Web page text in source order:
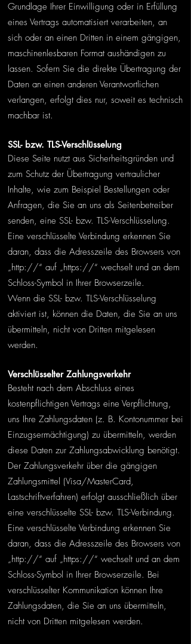
Grundlage Ihrer Einwilligung oder in Erfüllung
eines Vertrags automatisiert verarbeiten, an
sich oder an einen Dritten in einem gängigen,
maschinenlesbaren Format aushändigen zu
lassen. Sofern Sie die direkte Übertragung der
Daten an einen anderen Verantwortlichen
verlangen, erfolgt dies nur, soweit es technisch
machbar ist.
SSL- bzw. TLS-Verschlüsselung
Diese Seite nutzt aus Sicherheitsgründen und
zum Schutz der Übertragung vertraulicher
Inhalte, wie zum Beispiel Bestellungen oder
Anfragen, die Sie an uns als Seitenbetreiber
senden, eine SSL- bzw. TLS-Verschlüsselung.
Eine verschlüsselte Verbindung erkennen Sie
daran, dass die Adresszeile des Browsers von
„http://“ auf „https://“ wechselt und an dem
Schloss-Symbol in Ihrer Browserzeile.
Wenn die SSL- bzw. TLS-Verschlüsselung
aktiviert ist, können die Daten, die Sie an uns
übermitteln, nicht von Dritten mitgelesen
werden.
Verschlüsselter Zahlungsverkehr
Besteht nach dem Abschluss eines
kostenpflichtigen Vertrags eine Verpflichtung,
uns Ihre Zahlungsdaten (z. B. Kontonummer bei
Einzugsermächtigung) zu übermitteln, werden
diese Daten zur Zahlungsabwicklung benötigt.
Der Zahlungsverkehr über die gängigen
Zahlungsmittel (Visa/MasterCard,
Lastschriftverfahren) erfolgt ausschließlich über
eine verschlüsselte SSL- bzw. TLS-Verbindung.
Eine verschlüsselte Verbindung erkennen Sie
daran, dass die Adresszeile des Browsers von
„http://“ auf „https://“ wechselt und an dem
Schloss-Symbol in Ihrer Browserzeile. Bei
verschlüsselter Kommunikation können Ihre
Zahlungsdaten, die Sie an uns übermitteln,
nicht von Dritten mitgelesen werden.